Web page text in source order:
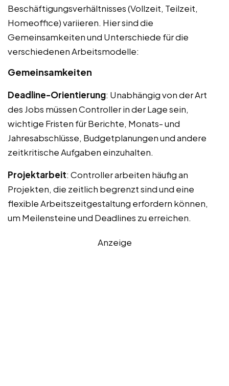
Beschäftigungsverhältnisses (Vollzeit, Teilzeit,
Homeoffice) variieren. Hier sind die
Gemeinsamkeiten und Unterschiede für die
verschiedenen Arbeitsmodelle:
Gemeinsamkeiten
Deadline-Orientierung: Unabhängig von der Art
des Jobs müssen Controller in der Lage sein,
wichtige Fristen für Berichte, Monats- und
Jahresabschlüsse, Budgetplanungen und andere
zeitkritische Aufgaben einzuhalten.
Projektarbeit: Controller arbeiten häufig an
Projekten, die zeitlich begrenzt sind und eine
flexible Arbeitszeitgestaltung erfordern können,
um Meilensteine und Deadlines zu erreichen.
Anzeige